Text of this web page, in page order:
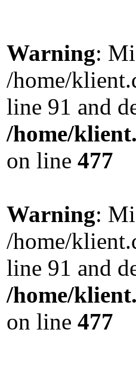
Warning:
/home/
line 91 and
/home/
on line 477
Warning:
/home/
line 91 and
/home/
on line 477